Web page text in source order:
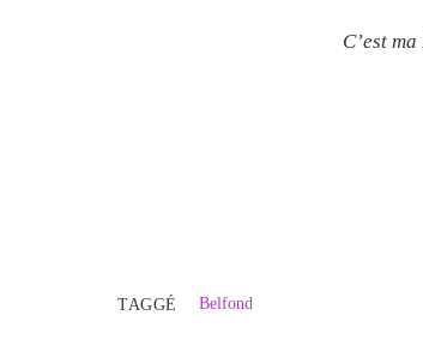
C’est ma
TAGGÉ Belfond